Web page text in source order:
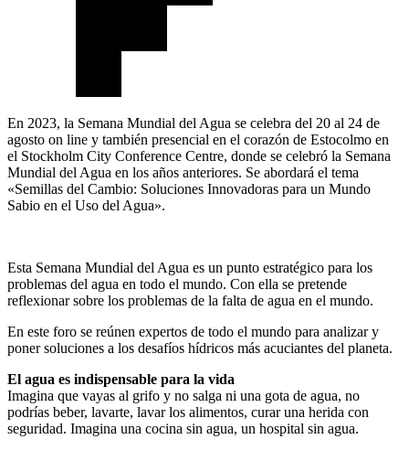
En 2023, la Semana Mundial del Agua se celebra del 20 al 24 de
agosto on line y también presencial en el corazón de Estocolmo en
el Stockholm City Conference Centre, donde se celebró la Semana
Mundial del Agua en los años anteriores. Se abordará el tema
«Semillas del Cambio: Soluciones Innovadoras para un Mundo
Sabio en el Uso del Agua».
Esta Semana Mundial del Agua es un punto estratégico para los
problemas del agua en todo el mundo. Con ella se pretende
reflexionar sobre los problemas de la falta de agua en el mundo.
En este foro se reúnen expertos de todo el mundo para analizar y
poner soluciones a los desafíos hídricos más acuciantes del planeta.
El agua es indispensable para la vida
Imagina que vayas al grifo y no salga ni una gota de agua, no
podrías beber, lavarte, lavar los alimentos, curar una herida con
seguridad. Imagina una cocina sin agua, un hospital sin agua.